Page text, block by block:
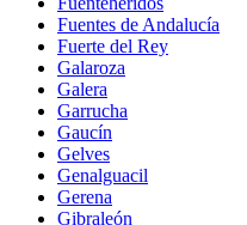
Fuentes de Andalucía
Fuerte del Rey
Galaroza
Galera
Garrucha
Gaucín
Gelves
Genalguacil
Gerena
Gibraleón